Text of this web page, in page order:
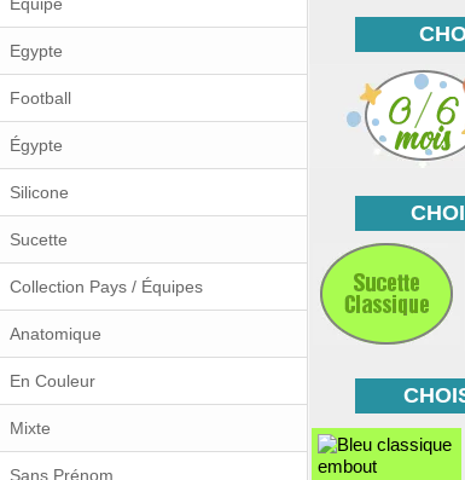
Équipe
Egypte
Football
Égypte
Silicone
Sucette
Collection Pays / Équipes
Anatomique
En Couleur
Mixte
Sans Prénom